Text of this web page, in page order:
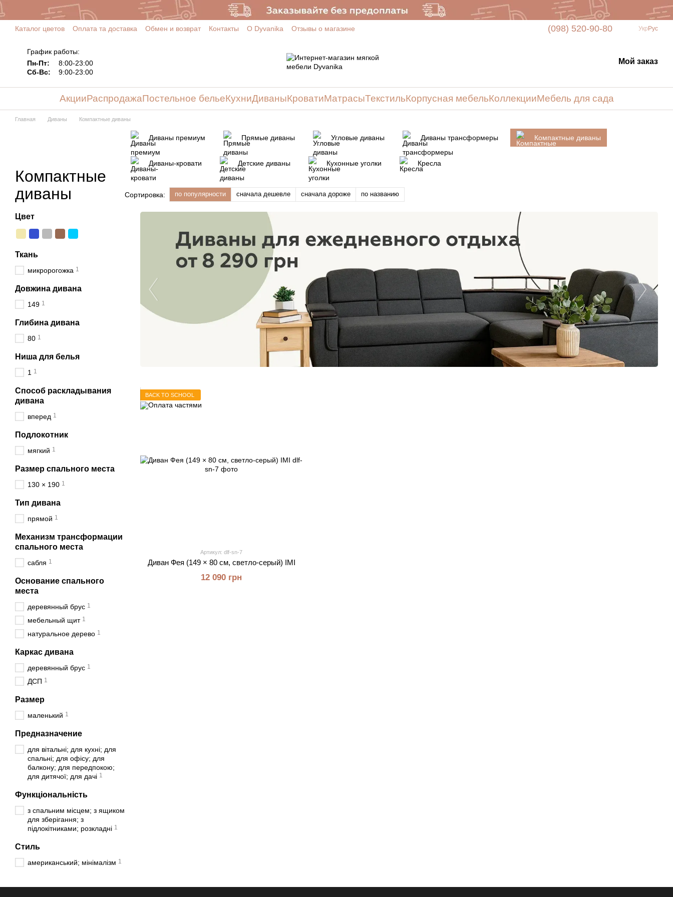
Перейти к основному контенту
Каталог цветов Оплата та доставка Обмен и возврат Контакты О Dyvanika Отзывы о магазине (098) 520-90-80 Укр Рус
График работы:
Пн-Пт:
8:00-23:00
Сб-Вс:
9:00-23:00
Мой заказ
АкцииРаспродажаПостельное бельеКухниДиваныКроватиМатрасыТекстильКорпусная мебельКоллекцииМебель для сада
Главная Диваны Компактные диваны
Компактные
диваны
Диваны премиум Прямые диваны Угловые диваны Диваны трансформеры Компактные диваны
Диваны-кровати Детские диваны Кухонные уголки Кресла
Сортировка: по популярности сначала дешевле сначала дороже по названию
BACK TO SCHOOL
Артикул: dlf-sn-7
Диван Фея (149 × 80 см, светло-серый) IMI
12 090 грн
Цвет
Ткань
микророгожка 1
Довжина дивана
149 1
Глибина дивана
80 1
Ниша для белья
1 1
Способ раскладывания
дивана
вперед 1
Подлокотник
мягкий 1
Размер спального места
130 × 190 1
Тип дивана
прямой 1
Механизм трансформации
спального места
сабля 1
Основание спального
места
деревянный брус 1
мебельный щит 1
натуральное дерево 1
Каркас дивана
деревянный брус 1
ДСП 1
Размер
маленький 1
Предназначение
для вітальні; для кухні; для
спальні; для офісу; для
балкону; для передпокою;
для дитячої; для дачі 1
Функціональність
з спальним місцем; з ящиком
для зберігання; з
підлокітниками; розкладні 1
Стиль
американський; мінімалізм 1